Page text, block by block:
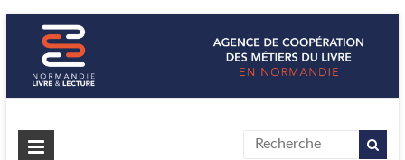
Normandie Livre & Lecture
L'agence de coopération des métiers du livre en Normandie